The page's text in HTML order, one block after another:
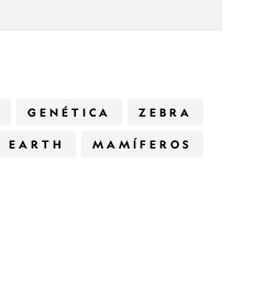
GENÉTICA ZEBRA
EARTH MAMÍFEROS